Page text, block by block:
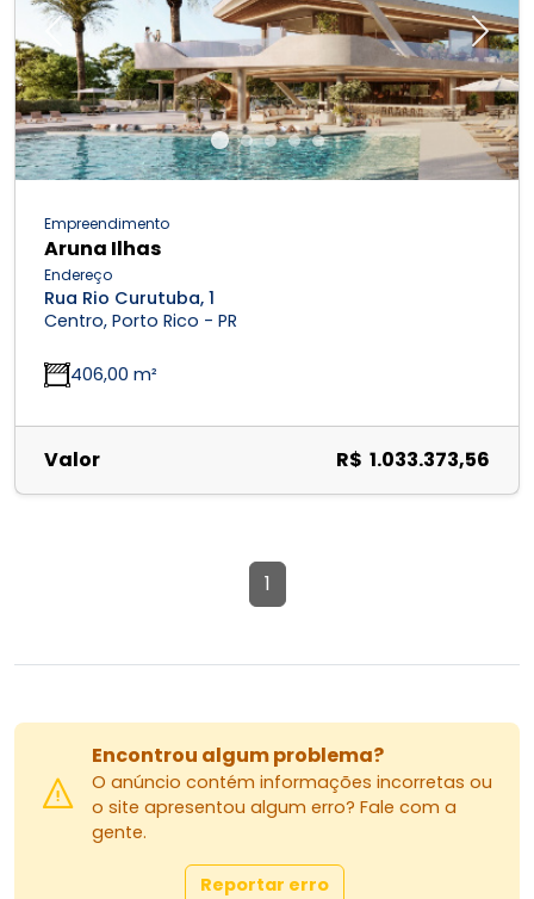
Previous Next
Empreendimento
Aruna Ilhas
Endereço
Rua Rio Curutuba, 1
Centro, Porto Rico - PR
406,00 m²
Valor R$ 1.033.373,56
1
Encontrou algum problema?
O anúncio contém informações incorretas ou
o site apresentou algum erro? Fale com a
gente.
Reportar erro